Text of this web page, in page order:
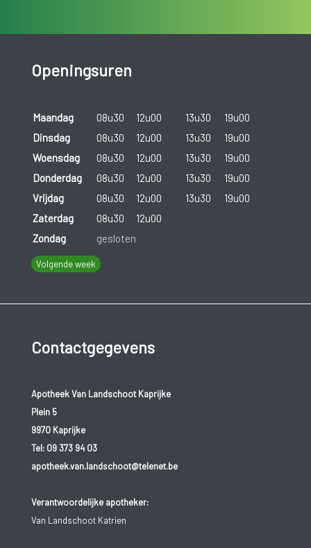
Openingsuren
Maandag 08u30 12u00 13u30
19u00
Dinsdag
08u30 12u00 13u30
19u00
Woensdag
08u30 12u00 13u30
19u00
Donderdag
08u30 12u00 13u30
19u00
Vrijdag
08u30 12u00 13u30
19u00
Zaterdag
08u30
12u00
Zondag
gesloten
Volgende week
Contactgegevens
Apotheek Van Landschoot Kaprijke
Plein 5
9970 Kaprijke
Tel: 09 373 94 03
apotheek.van.landschoot@telenet.be
Verantwoordelijke apotheker:
Van Landschoot Katrien